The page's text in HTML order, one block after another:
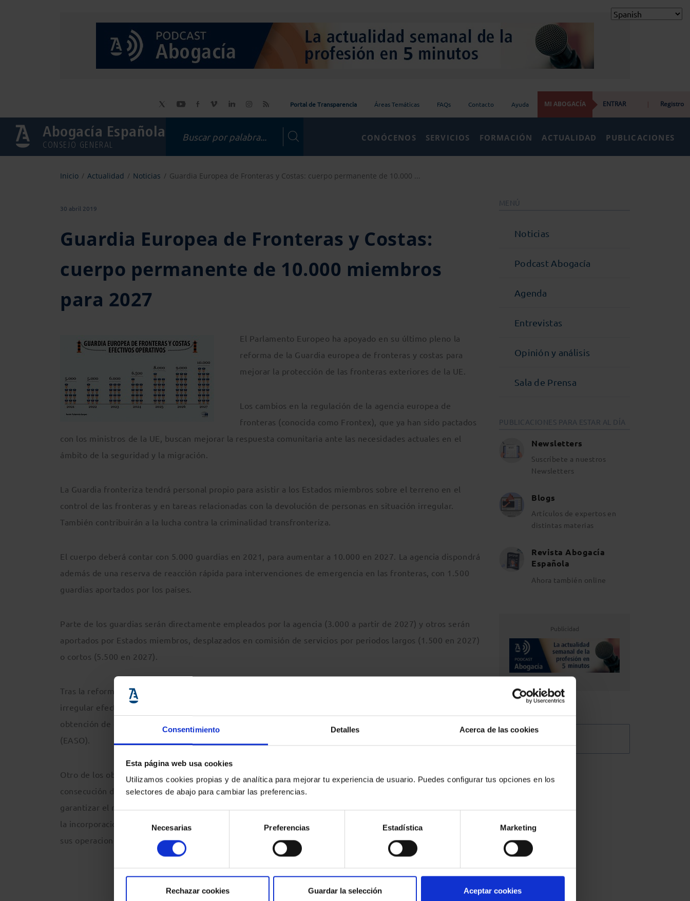
Consentimiento Detalles Acerca de las cookies
Esta página web usa cookies
Utilizamos cookies propias y de analítica para mejorar tu experiencia de usuario. Puedes configurar tus opciones en los
selectores de abajo para cambiar las preferencias.
consentimiento
Necesarias Preferencias Estadística Marketing
Rechazar cookies Guardar la selección Aceptar cookies
Portal de Transparencia Áreas Temáticas FAQs Contacto Ayuda MI ABOGACÍA ENTRAR | Registro
Abogacía Española
CONSEJO GENERAL
CONÓCENOS SERVICIOS FORMACIÓN ACTUALIDAD PUBLICACIONES
Inicio Actualidad Noticias Guardia Europea de Fronteras y Costas: cuerpo permanente de 10.000 ...
30 abril 2019
Guardia Europea de Fronteras y Costas:
cuerpo permanente de 10.000 miembros
para 2027
El Parlamento Europeo ha apoyado en su último pleno la
reforma de la Guardia europea de fronteras y costas para
mejorar la protección de las fronteras exteriores de la UE.
Los cambios en la regulación de la agencia europea de
fronteras (conocida como Frontex), que ya han sido pactados
con los ministros de la UE, buscan mejorar la respuesta comunitaria ante las necesidades actuales en el
ámbito de la seguridad y la migración.
La Guardia fronteriza tendrá personal propio para asistir a los Estados miembros sobre el terreno en el
control de las fronteras y en tareas relacionadas con la devolución de personas en situación irregular.
También contribuirán a la lucha contra la criminalidad transfronteriza.
El cuerpo deberá contar con 5.000 guardias en 2021, para aumentar a 10.000 en 2027. La agencia dispondrá
además de una reserva de reacción rápida para intervenciones de emergencia en las fronteras, con 1.500
guardias aportados por los países.
Parte de los guardias serán directamente empleados por la agencia (3.000 a partir de 2027) y otros serán
aportados por Estados miembros, desplazados en comisión de servicios por periodos largos (1.500 en 2027)
o cortos (5.500 en 2027).
Tras la reforma, la agencia se encargará de apoyar las operaciones de devolución de personas en situación
irregular efectuadas por los Estados miembros, por ejemplo, en tareas de identificación y ayudando para la
obtención de documentos de viaje. También se reforzará la cooperación con la oficina europea de asilo
(EASO).
Otro de los objetivos es mejorar la cooperación con los países de fuera de la UE y, así, se permitirá la
consecución de acuerdos con países más allá de los de la vecindad europea. Estos acuerdos deberán
garantizar el respeto a los derechos humanos y a la protección de datos personales. Está prevista, asimismo,
la incorporación de personal dedicado en vigilar que la agencia respeta los derechos fundamentales en todas
sus operaciones.
MENÚ
Noticias
Podcast Abogacía
Agenda
Entrevistas
Opinión y análisis
Sala de Prensa
PUBLICACIONES PARA ESTAR AL DÍA
Newsletters
Suscríbete a nuestros
Newsletters
Blogs
Artículos de expertos en
distintas materias
Revista Abogacía
Española
Ahora también online
Publicidad